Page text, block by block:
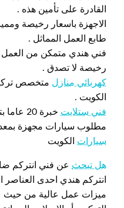
القادرة على تأمين هذه .
الاجهزة باسعار رخيصة
طابع العمل المماثل .
فني هندي متمكن من العمل
رخيصة لا تصدق .
كهربائي منازل متخصص
الكويت .
فني ستلايت خبرة 20 عاما بتركيب الانتركم .
مطلوب سيارات مجهزة
سيارات الكويت
هل تبحث عن فني انتركم
انتركم هندي احدى العناصر
ميزات عمل عالية من حيث